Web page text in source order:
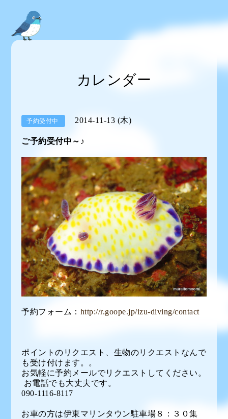
カレンダー
予約受付中 2014-11-13 (木)
ご予約受付中～♪
予約フォーム： http://r.goope.jp/izu-diving/contact
ポイントのリクエスト、生物のリクエストなんで
も受け付けます。。
お気軽に予約メールでリクエストしてください。
お電話でも大丈夫です。
090-1116-8117
お車の方は伊東マリンタウン駐車場８：３０集